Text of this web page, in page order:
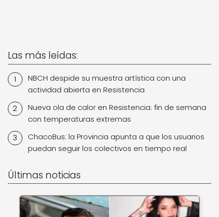
Las más leídas:
NBCH despide su muestra artística con una
actividad abierta en Resistencia
Nueva ola de calor en Resistencia: fin de semana
con temperaturas extremas
ChacoBus: la Provincia apunta a que los usuarios
puedan seguir los colectivos en tiempo real
Últimas noticias